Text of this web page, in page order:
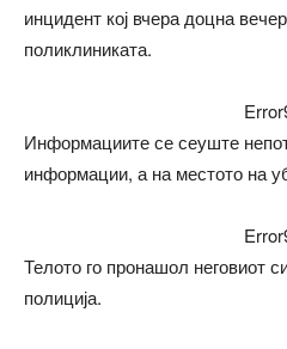
инцидент кој вчера доцна
поликлиниката.
Информациите се сеуште
информации, а на местото на
Телото го пронашол неговиот
полиција.